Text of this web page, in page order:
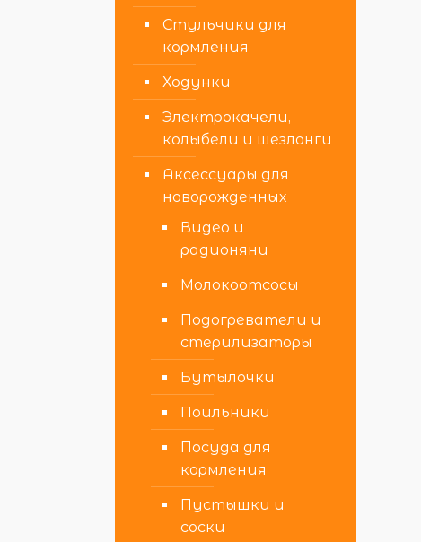
Стульчики для
кормления
Ходунки
Электрокачели,
колыбели и шезлонги
Аксессуары для
новорожденных
Видео и
радионяни
Молокоотсосы
Подогреватели и
стерилизаторы
Бутылочки
Поильники
Посуда для
кормления
Пустышки и
соски